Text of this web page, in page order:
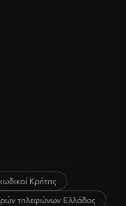
Κρήτης
τηλεφώνων Ελλάδος